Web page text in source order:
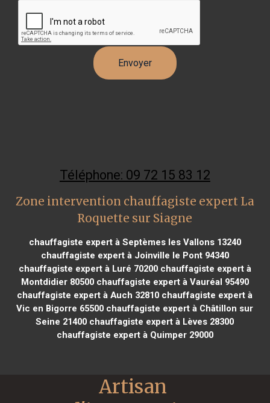
Téléphone: 09 72 15 83 12
Zone intervention chauffagiste expert La
Roquette sur Siagne
chauffagiste expert à Septèmes les Vallons 13240
chauffagiste expert à Joinville le Pont 94340
chauffagiste expert à Luré 70200chauffagiste expert à
Montdidier 80500chauffagiste expert à Vauréal 95490
chauffagiste expert à Auch 32810 chauffagiste expert à
Vic en Bigorre 65500 chauffagiste expert à Châtillon sur
Seine 21400 chauffagiste expert à Lèves 28300
chauffagiste expert à Quimper 29000
Artisan